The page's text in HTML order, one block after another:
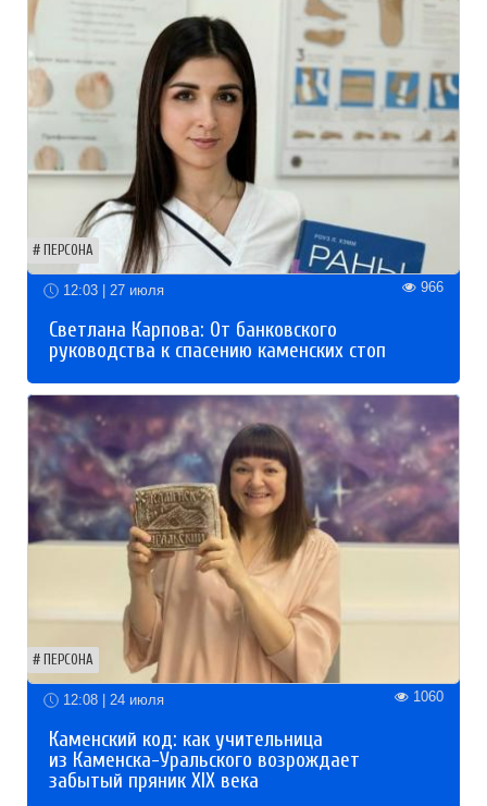
ПЕРСОНА
12:03 | 27 июля 966
Светлана Карпова: От банковского
руководства к спасению каменских стоп
ПЕРСОНА
12:08 | 24 июля 1060
Каменский код: как учительница
из Каменска-Уральского возрождает
забытый пряник XIX века